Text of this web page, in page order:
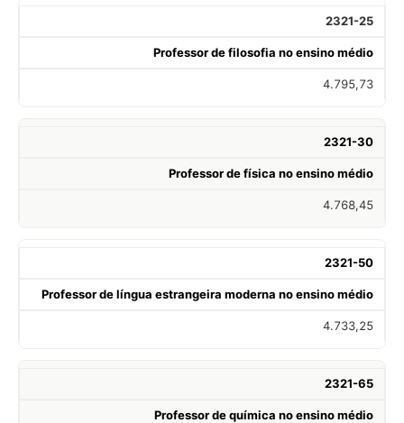
2321-25
Professor de filosofia no ensino médio
4.795,73
2321-30
Professor de física no ensino médio
4.768,45
2321-50
Professor de língua estrangeira moderna no ensino médio
4.733,25
2321-65
Professor de química no ensino médio